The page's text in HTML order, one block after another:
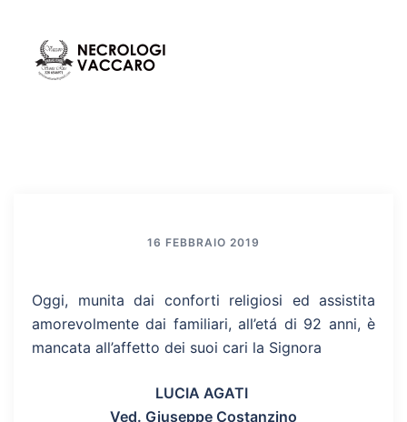
contenuto
16 FEBBRAIO 2019
Oggi, munita dai conforti religiosi ed assistita
amorevolmente dai familiari, all’etá di 92 anni, è
mancata all’affetto dei suoi cari la Signora
LUCIA AGATI
Ved. Giuseppe Costanzino